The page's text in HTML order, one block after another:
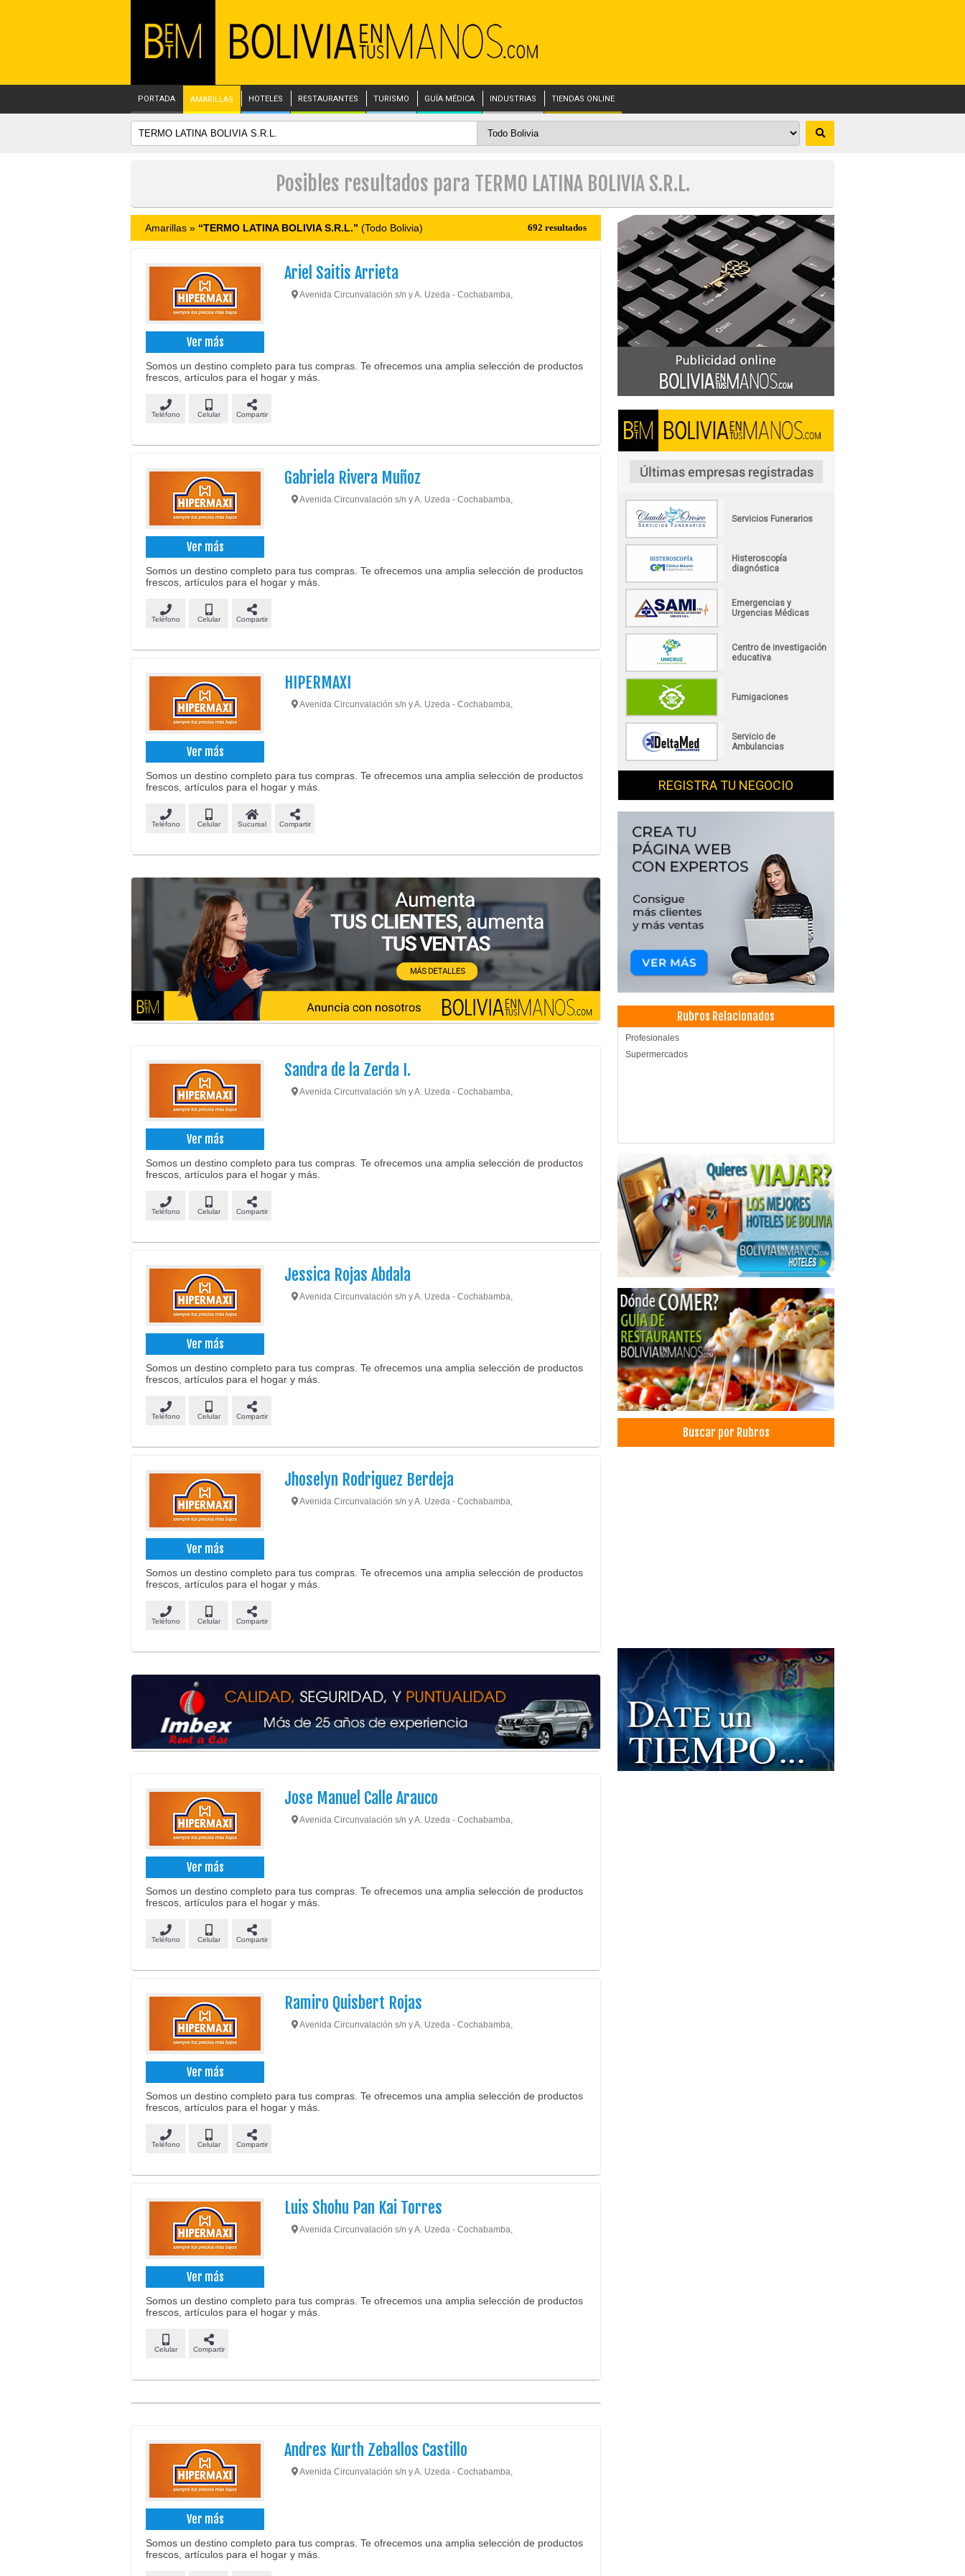
PORTADA AMARILLAS HOTELES RESTAURANTES TURISMO GUÍA MÉDICA INDUSTRIAS TIENDAS ONLINE
Posibles resultados para TERMO LATINA BOLIVIA S.R.L.
Amarillas » “TERMO LATINA BOLIVIA S.R.L.” (Todo Bolivia) 692 resultados
Ver más
Ariel Saitis Arrieta
Avenida Circunvalación s/n y A. Uzeda - Cochabamba,
Somos un destino completo para tus compras. Te ofrecemos una amplia selección de productos
frescos, artículos para el hogar y más.
Teléfono Celular Compartir
Ver más
Gabriela Rivera Muñoz
Avenida Circunvalación s/n y A. Uzeda - Cochabamba,
Somos un destino completo para tus compras. Te ofrecemos una amplia selección de productos
frescos, artículos para el hogar y más.
Teléfono Celular Compartir
Ver más
HIPERMAXI
Avenida Circunvalación s/n y A. Uzeda - Cochabamba,
Somos un destino completo para tus compras. Te ofrecemos una amplia selección de productos
frescos, artículos para el hogar y más.
Teléfono Celular Sucursal Compartir
Ver más
Sandra de la Zerda I.
Avenida Circunvalación s/n y A. Uzeda - Cochabamba,
Somos un destino completo para tus compras. Te ofrecemos una amplia selección de productos
frescos, artículos para el hogar y más.
Teléfono Celular Compartir
Ver más
Jessica Rojas Abdala
Avenida Circunvalación s/n y A. Uzeda - Cochabamba,
Somos un destino completo para tus compras. Te ofrecemos una amplia selección de productos
frescos, artículos para el hogar y más.
Teléfono Celular Compartir
Ver más
Jhoselyn Rodriguez Berdeja
Avenida Circunvalación s/n y A. Uzeda - Cochabamba,
Somos un destino completo para tus compras. Te ofrecemos una amplia selección de productos
frescos, artículos para el hogar y más.
Teléfono Celular Compartir
Ver más
Jose Manuel Calle Arauco
Avenida Circunvalación s/n y A. Uzeda - Cochabamba,
Somos un destino completo para tus compras. Te ofrecemos una amplia selección de productos
frescos, artículos para el hogar y más.
Teléfono Celular Compartir
Ver más
Ramiro Quisbert Rojas
Avenida Circunvalación s/n y A. Uzeda - Cochabamba,
Somos un destino completo para tus compras. Te ofrecemos una amplia selección de productos
frescos, artículos para el hogar y más.
Teléfono Celular Compartir
Ver más
Luis Shohu Pan Kai Torres
Avenida Circunvalación s/n y A. Uzeda - Cochabamba,
Somos un destino completo para tus compras. Te ofrecemos una amplia selección de productos
frescos, artículos para el hogar y más.
Celular Compartir
Ver más
Andres Kurth Zeballos Castillo
Avenida Circunvalación s/n y A. Uzeda - Cochabamba,
Somos un destino completo para tus compras. Te ofrecemos una amplia selección de productos
frescos, artículos para el hogar y más.
Servicios Funerarios
Histeroscopía
diagnóstica
Emergencias y
Urgencias Médicas
Centro de investigación
educativa
Fumigaciones
Servicio de
Ambulancias
REGISTRA TU NEGOCIO
Rubros Relacionados
Profesionales
Supermercados
Buscar por Rubros